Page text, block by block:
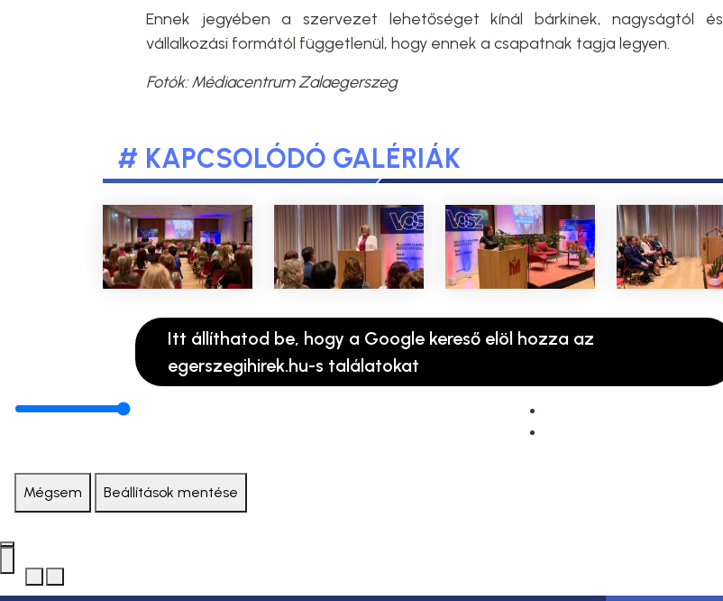
Ennek jegyében a szervezet lehetőséget kínál bárkinek, nagyságtól és
vállalkozási formától függetlenül, hogy ennek a csapatnak tagja legyen.
Fotók: Médiacentrum Zalaegerszeg
# KAPCSOLÓDÓ GALÉRIÁK
Itt állíthatod be, hogy a Google kereső elöl hozza az
egerszegihirek.hu-s találatokat
Mégsem Beállítások mentése